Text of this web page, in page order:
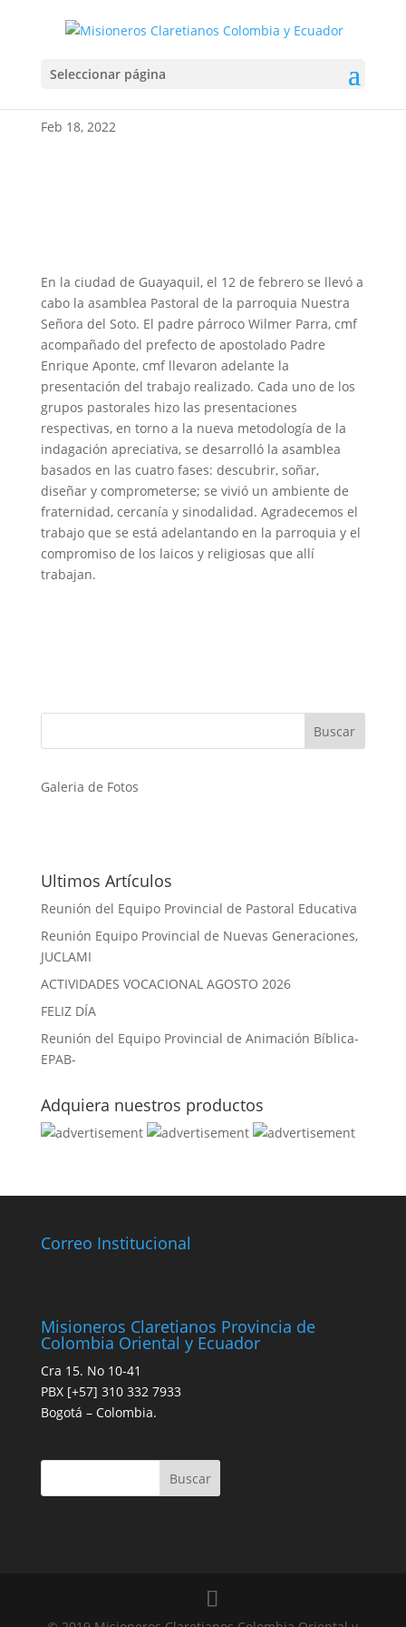
Seleccionar página
ASAMBLEA PASTORAL
PARROQUIAL
Feb 18, 2022
En la ciudad de Guayaquil, el 12 de febrero se llevó a
cabo la asamblea Pastoral de la parroquia Nuestra
Señora del Soto. El padre párroco Wilmer Parra, cmf
acompañado del prefecto de apostolado Padre
Enrique Aponte, cmf llevaron adelante la
presentación del trabajo realizado. Cada uno de los
grupos pastorales hizo las presentaciones
respectivas, en torno a la nueva metodología de la
indagación apreciativa, se desarrolló la asamblea
basados en las cuatro fases: descubrir, soñar,
diseñar y comprometerse; se vivió un ambiente de
fraternidad, cercanía y sinodalidad. Agradecemos el
trabajo que se está adelantando en la parroquia y el
compromiso de los laicos y religiosas que allí
trabajan.
Galeria de Fotos
Ultimos Artículos
Reunión del Equipo Provincial de Pastoral Educativa
Reunión Equipo Provincial de Nuevas Generaciones,
JUCLAMI
ACTIVIDADES VOCACIONAL AGOSTO 2026
FELIZ DÍA
Reunión del Equipo Provincial de Animación Bíblica-
EPAB-
Adquiera nuestros productos
Correo Institucional
Misioneros Claretianos Provincia de
Colombia Oriental y Ecuador
Cra 15. No 10-41
PBX [+57] 310 332 7933
Bogotá – Colombia.